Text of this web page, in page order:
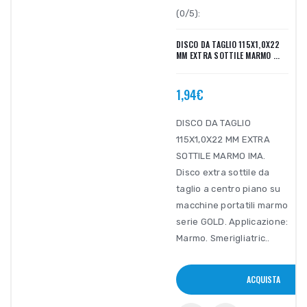
(0/5):
DISCO DA TAGLIO 115X1,0X22
MM EXTRA SOTTILE MARMO ...
1,94€
DISCO DA TAGLIO
115X1,0X22 MM EXTRA
SOTTILE MARMO IMA.
Disco extra sottile da
taglio a centro piano su
macchine portatili marmo
serie GOLD. Applicazione:
Marmo. Smerigliatric..
ACQUISTA